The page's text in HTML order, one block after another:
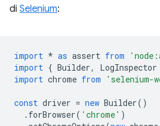
di Selenium:
import * as assert from
import { Builder, LogInspector
import chrome from 'selenium-
const driver = new Builder()
. forBrowser( 'chrome' )